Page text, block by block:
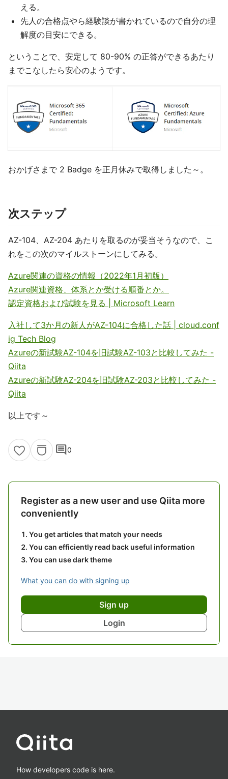
える。
先人の合格点やら経験談が書かれているので自分の理
解度の目安にできる。
ということで、安定して 80-90% の正答ができるあたり
までこなしたら安心のようです。
おかげさまで 2 Badge を正月休みで取得しました～。
次ステップ
AZ-104、AZ-204 あたりを取るのが妥当そうなので、こ
れをこの次のマイルストーンにしてみる。
Azure関連の資格の情報（2022年1月初版）
Azure関連資格、体系とか受ける順番とか。
認定資格および試験を見る | Microsoft Learn
入社して3か月の新人がAZ-104に合格した話 | cloud.conf
ig Tech Blog
Azureの新試験AZ-104を旧試験AZ-103と比較してみた -
Qiita
Azureの新試験AZ-204を旧試験AZ-203と比較してみた -
Qiita
以上です～
comment0
Register as a new user and use Qiita more
conveniently
You get articles that match your needs
You can efficiently read back useful information
You can use dark theme
What you can do with signing up
Sign up
Login
How developers code is here.